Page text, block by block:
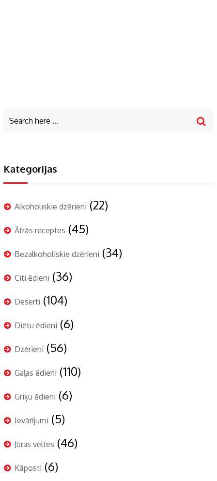
Kategorijas
Alkoholiskie dzērieni (22)
Ātrās receptes (45)
Bezalkoholiskie dzērieni (34)
Citi ēdieni (36)
Deserti (104)
Diētu ēdieni (6)
Dzērieni (56)
Gaļas ēdieni (110)
Griķu ēdieni (6)
Ievārījumi (5)
Jūras veltes (46)
Kāposti (6)